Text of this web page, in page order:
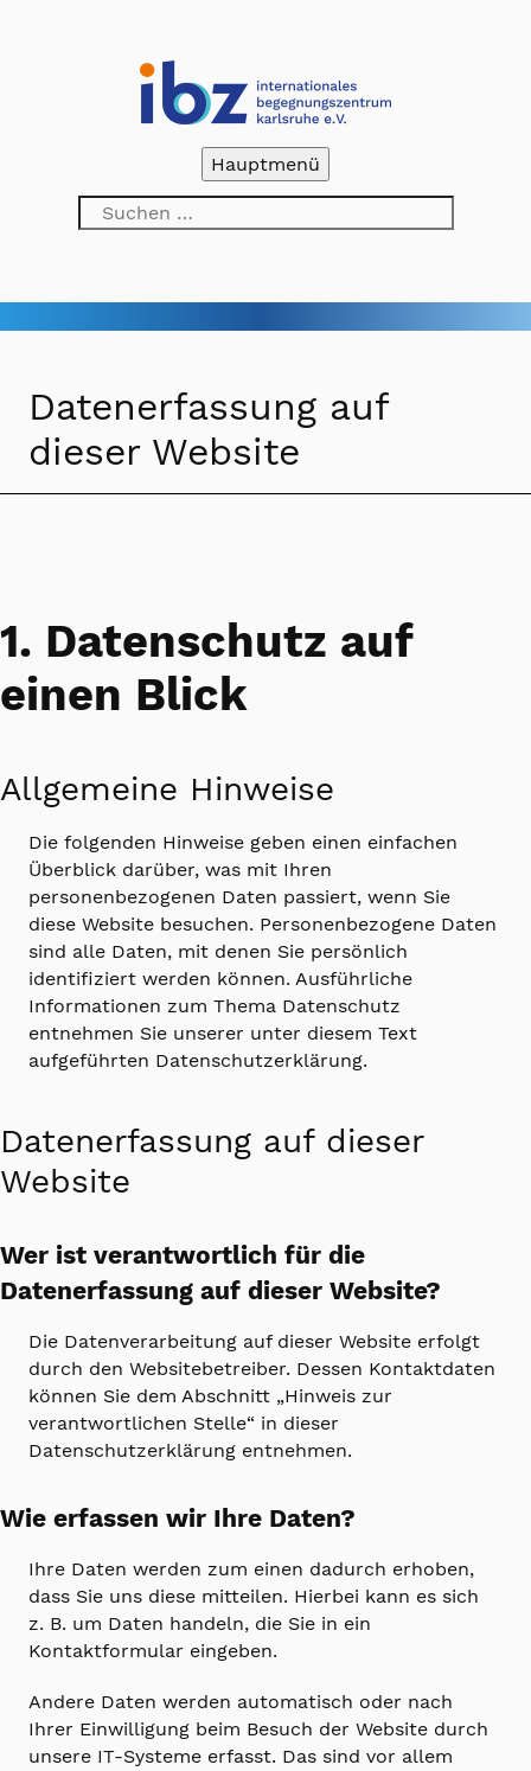
ibz Karlsruhe
Hauptmenü
Suchen
nach:
Datenerfassung auf
dieser Website
1. Datenschutz auf
einen Blick
Allgemeine Hinweise
Die folgenden Hinweise geben einen einfachen
Überblick darüber, was mit Ihren
personenbezogenen Daten passiert, wenn Sie
diese Website besuchen. Personenbezogene Daten
sind alle Daten, mit denen Sie persönlich
identifiziert werden können. Ausführliche
Informationen zum Thema Datenschutz
entnehmen Sie unserer unter diesem Text
aufgeführten Datenschutzerklärung.
Datenerfassung auf dieser
Website
Wer ist verantwortlich für die
Datenerfassung auf dieser Website?
Die Datenverarbeitung auf dieser Website erfolgt
durch den Websitebetreiber. Dessen Kontaktdaten
können Sie dem Abschnitt „Hinweis zur
verantwortlichen Stelle“ in dieser
Datenschutzerklärung entnehmen.
Wie erfassen wir Ihre Daten?
Ihre Daten werden zum einen dadurch erhoben,
dass Sie uns diese mitteilen. Hierbei kann es sich
z. B. um Daten handeln, die Sie in ein
Kontaktformular eingeben.
Andere Daten werden automatisch oder nach
Ihrer Einwilligung beim Besuch der Website durch
unsere IT-Systeme erfasst. Das sind vor allem